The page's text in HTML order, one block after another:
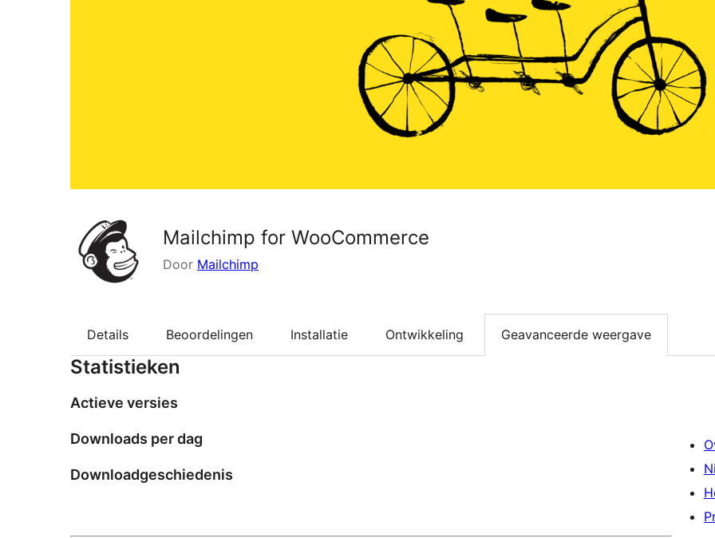
Mailchimp for WooCommerce
Door Mailchimp
Details Beoordelingen Installatie Ontwikkeling Geavanceerde weergave
Statistieken
Actieve versies
Downloads per dag
Downloadgeschiedenis